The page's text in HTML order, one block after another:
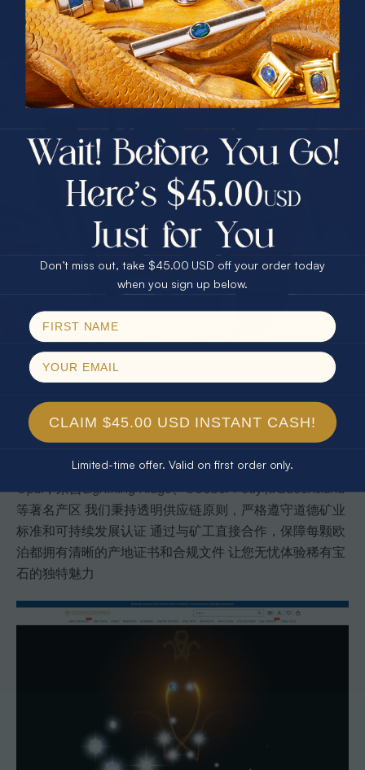
专业小贴士：索取书面的售后服务政策文件，并仔细阅读
每一个细节条款，不要只听销售人员的口头承诺。
下表对比了可持续珠宝的各环节对消费者和行业的深远影
响：
环节 对消费者的影响
对行业的积极作用
材料可追溯性增强购买信心
规范供应链管理
减少环境负担
推动绿色创新
售后服务保障 提升满意度与忠诚度强化长期信任关系
掌握可持续珠宝购买的智慧 选择真
正来自澳大利亚的优质欧泊
在本文里您已深刻了解了可持续珠宝的核心标准、道德采
购的重要性以及核查澳大利亚欧泊产地和证书的关键步骤
这些都是每位珠宝爱好者面临的挑战 确保每一件珠宝不仅
美丽而且符合环境与社会责任的期待
Australian Opal Direct专注于直采Authentic Australian
Opal，来自Lightning Ridge、Coober Pedy和Queensland
等著名产区 我们秉持透明供应链原则，严格遵守道德矿业
标准和可持续发展认证 通过与矿工直接合作，保障每颗欧
泊都拥有清晰的产地证书和合规文件 让您无忧体验稀有宝
石的独特魅力
PRIZES OF UNSPEAKABLE VALUE!
SPIN TO WIN
$75.00 CASH
25% Off
30% Off
40% Off
$75.00 CASH
25% Off
30% Off
40% Off
Email
Don’t miss out, take $45.00 USD off your order today
when you sign up below.
CLAIM $45.00 USD INSTANT CASH!
Limited-time offer. Valid on first order only.